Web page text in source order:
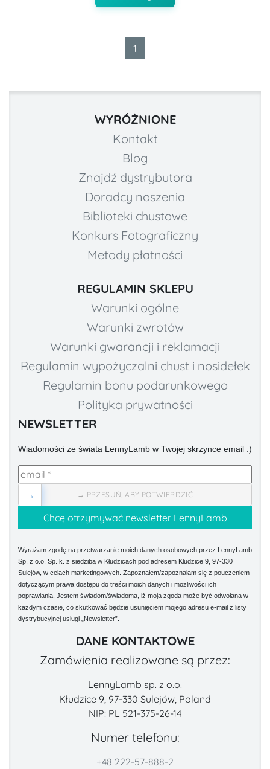
1
WYRÓŻNIONE
Kontakt
Blog
Znajdź dystrybutora
Doradcy noszenia
Biblioteki chustowe
Konkurs Fotograficzny
Metody płatności
REGULAMIN SKLEPU
Warunki ogólne
Warunki zwrotów
Warunki gwarancji i reklamacji
Regulamin wypożyczalni chust i nosidełek
Regulamin bonu podarunkowego
Polityka prywatności
NEWSLETTER
Wiadomości ze świata LennyLamb w Twojej skrzynce email :)
→ PRZESUŃ, ABY POTWIERDZIĆ
→
Wyrażam zgodę na przetwarzanie moich danych osobowych przez LennyLamb
Sp. z o.o. Sp. k. z siedzibą w Kłudzicach pod adresem Kłudzice 9, 97-330
Sulejów, w celach marketingowych. Zapoznałem/zapoznałam się z pouczeniem
dotyczącym prawa dostępu do treści moich danych i możliwości ich
poprawiania. Jestem świadom/świadoma, iż moja zgoda może być odwołana w
każdym czasie, co skutkować będzie usunięciem mojego adresu e-mail z listy
dystrybucyjnej usługi „Newsletter”.
DANE KONTAKTOWE
Zamówienia realizowane są przez:
LennyLamb sp. z o.o.
Kłudzice 9, 97-330 Sulejów, Poland
NIP: PL 521-375-26-14
Numer telefonu:
+48 222-57-888-2